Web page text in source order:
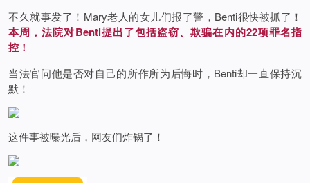
不久就事发了！Mary老人的女儿们报了警，Benti很快被抓了！
本周，法院对Benti提出了包括盗窃、欺骗在内的22项罪名指
控！
当法官问他是否对自己的所作所为后悔时，Benti却一直保持沉
默！
这件事被曝光后，网友们炸锅了！